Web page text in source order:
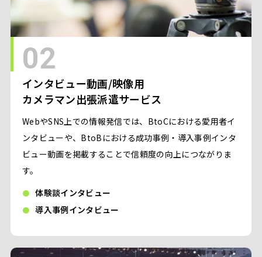
02
インタビュー動画/映像用
カメラマン出張派遣サービス
WebやSNS上での情報発信では、BtoCにおける愛用者イ
ンタビューや、BtoBにおける成功事例・導入事例インタ
ビュー動画を掲載することで信頼度の向上につながりま
す。
体験談インタビュー
導入事例インタビュー